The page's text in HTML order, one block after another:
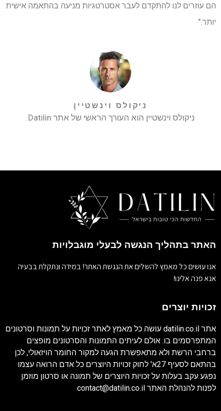
הם עוזרים לנו להתקדם לעבר אסטרטגיות מניעה בהתאמה אישית
יותר."
ניקולס וינשטיין
ניקולס וינשטיין הוא העורך הראשי של אתר Datilin.
האתר בתהליך הנגשה לבעלי מוגבלויות
אנו עושים כל מאמץ להשלים את הנגשת האתר! במידה ונתקלת בבעיה
אנא פנה אלינו!
זכויות יוצרים
אתר datilin.co.il עושה כל מאמץ לאתר זכויות על תמונות וסרטונים
המתפרסמים בו. אולם לעיתים התמונות והסרטונים מופצים
ברחבי הרשת ולא מתאפשרת הגעה למקור החומר הויזאולי, לכן
בהתאם לסעיף 27א' לחוק זכויות היוצרים כל אדם הרואה עצמו
נפגע עקב בעלות על זכויות היוצרים של תמונה או סרטון מוזמן
לפנות להנהלת האתר contact@datilin.co.il